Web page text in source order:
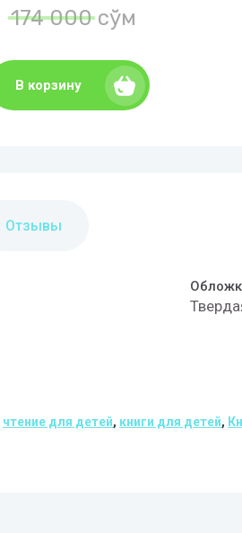
174 000сўм
В корзину
Отзывы
чтение для детей, книги для детей,